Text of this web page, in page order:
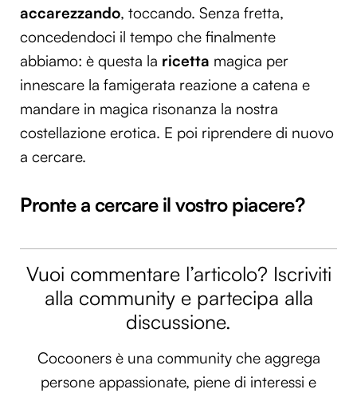
accarezzando, toccando. Senza fretta,
concedendoci il tempo che finalmente
abbiamo: è questa la ricetta magica per
innescare la famigerata reazione a catena e
mandare in magica risonanza la nostra
costellazione erotica. E poi riprendere di nuovo
a cercare.
Pronte a cercare il vostro piacere?
Vuoi commentare l’articolo? Iscriviti
alla community e partecipa alla
discussione.
Cocooners è una community che aggrega
persone appassionate, piene di interessi e